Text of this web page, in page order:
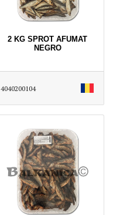
2 KG SPROT AFUMAT
NEGRO
4040200104